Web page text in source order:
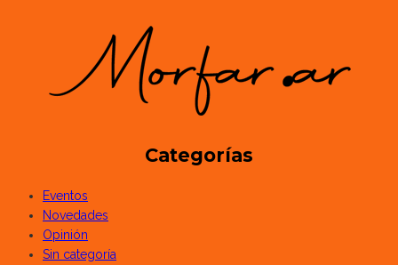
Categorías
Eventos
Novedades
Opinión
Sin categoría